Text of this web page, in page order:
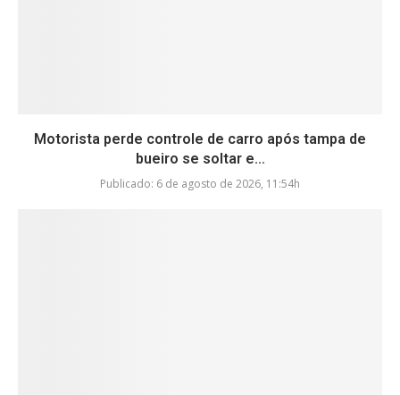
Motorista perde controle de carro após tampa de
bueiro se soltar e...
Publicado: 6 de agosto de 2026, 11:54h